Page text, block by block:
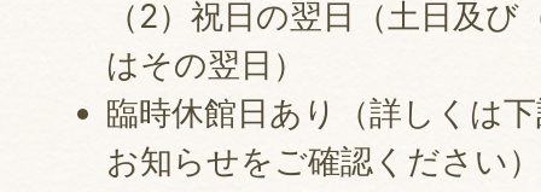
（2）祝日の翌日（土日及び
はその翌日）
臨時休館日あり（詳しくは
お知らせをご確認ください）